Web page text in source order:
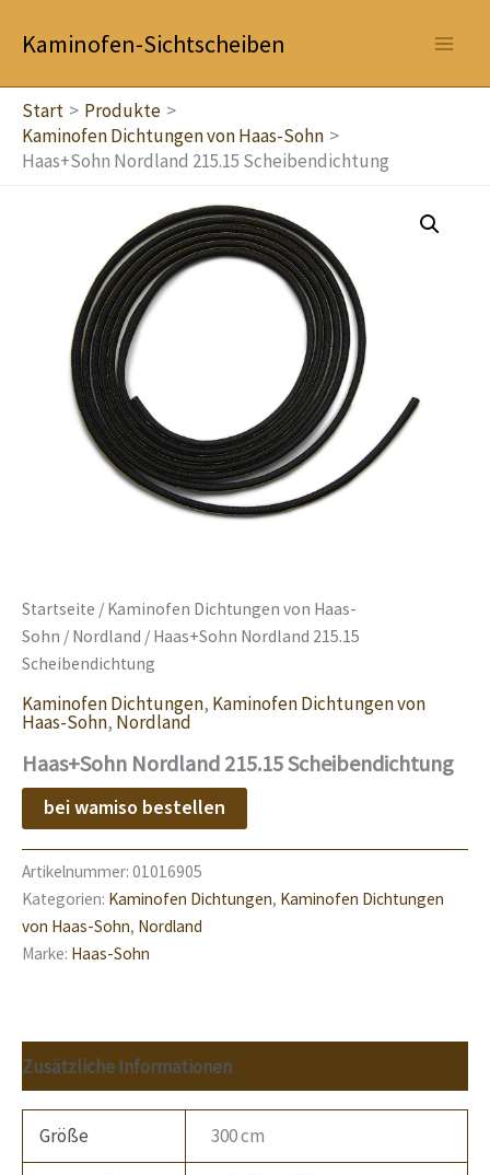
InhaltKaminofen-Sichtscheiben
Start
Produkte
Kaminofen Dichtungen von Haas-Sohn
Haas+Sohn Nordland 215.15 Scheibendichtung
Startseite / Kaminofen Dichtungen von Haas-
Sohn / Nordland / Haas+Sohn Nordland 215.15
Scheibendichtung
Kaminofen Dichtungen, Kaminofen Dichtungen von
Haas-Sohn, Nordland
Haas+Sohn Nordland 215.15 Scheibendichtung
bei wamiso bestellen
Artikelnummer: 01016905
Kategorien: Kaminofen Dichtungen, Kaminofen Dichtungen
von Haas-Sohn, Nordland
Marke: Haas-Sohn
Zusätzliche Informationen
Größe 300 cm